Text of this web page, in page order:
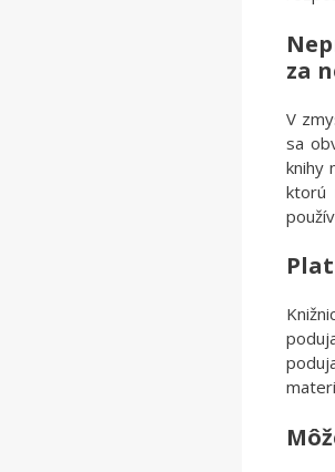
za
V
sa
knihy
ktorú